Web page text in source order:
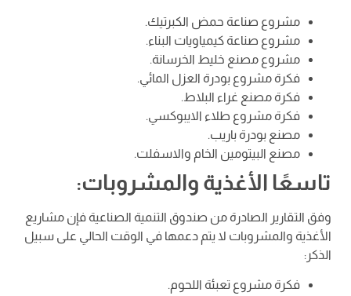
مشروع صناعة حمض الكبرتيك.
مشروع صناعة كيمياويات البناء.
مشروع مصنع خليط الخرسانة.
فكرة مشروع بودرة العزل المائي.
فكرة مصنع غراء البلاط.
فكرة مشروع طلاء الايبوكسي.
مصنع بودرة باريب.
مصنع البيتومين الخام والاسفلت.
تاسعًا الأغذية والمشروبات:
وفق التقارير الصادرة من صندوق التنمية الصناعية فإن مشاريع
الأغذية والمشروبات لا يتم دعمها في الوقت الحالي على سبيل
الذكر:
فكرة مشروع تعبئة اللحوم.